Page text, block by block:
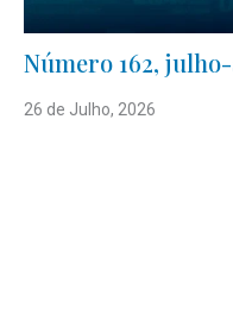
Número 162,
26 de Julho, 2026